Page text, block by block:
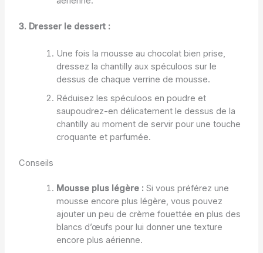
3. Dresser le dessert :
Une fois la mousse au chocolat bien prise,
dressez la chantilly aux spéculoos sur le
dessus de chaque verrine de mousse.
Réduisez les spéculoos en poudre et
saupoudrez-en délicatement le dessus de la
chantilly au moment de servir pour une touche
croquante et parfumée.
Conseils
Mousse plus légère : Si vous préférez une
mousse encore plus légère, vous pouvez
ajouter un peu de crème fouettée en plus des
blancs d’œufs pour lui donner une texture
encore plus aérienne.